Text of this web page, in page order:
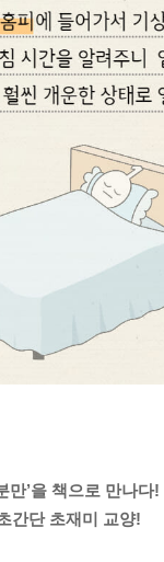
만’을 책으로 만나다!
간단 초재미 교양!